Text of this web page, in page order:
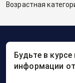
Возрастная
Будьте в
информации